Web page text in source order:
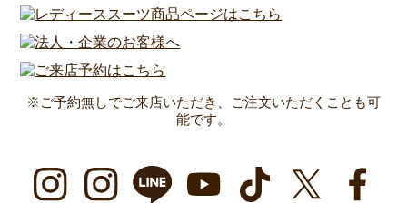
※ご予約無しでご来店いただき、ご注文いただくことも可
能です。